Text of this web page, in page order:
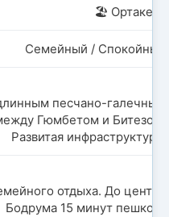
🏖️ Ортакент
Семейный / Спокойный
песчано-галечным
Гюмбетом и Битезом.
Развитая инфраструктура.
отдыха. До центра
Бодрума 15 минут пешком.